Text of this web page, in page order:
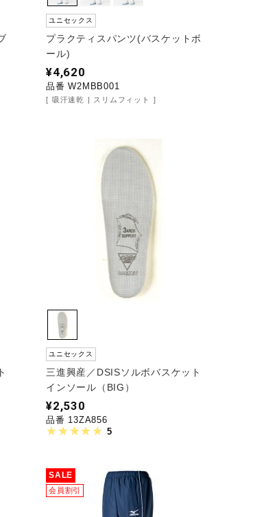
ユニセックス
プラクティスパンツ(バスケットボ
ール)
¥4,620
品番 W2MBB001
吸汗速乾 スリムフィット
ユニセックス
三進興産／DSISソルボバスケット
インソール（BIG）
¥2,530
品番 13ZA856
5
SALE
会員割引